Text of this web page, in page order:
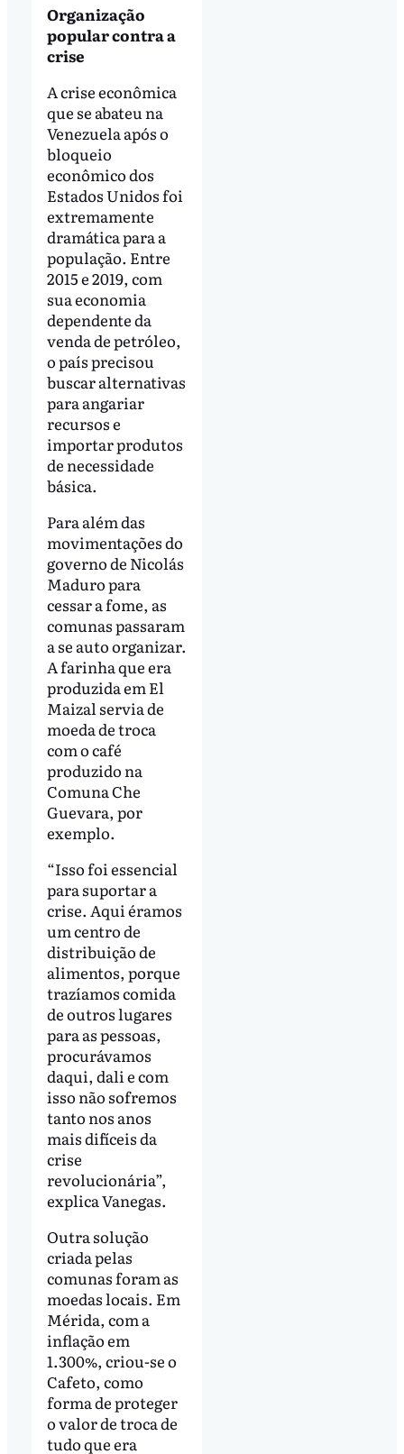
Organização
popular contra a
crise
A crise econômica
que se abateu na
Venezuela após o
bloqueio
econômico dos
Estados Unidos foi
extremamente
dramática para a
população. Entre
2015 e 2019, com
sua economia
dependente da
venda de petróleo,
o país precisou
buscar alternativas
para angariar
recursos e
importar produtos
de necessidade
básica.
Para além das
movimentações do
governo de Nicolás
Maduro para
cessar a fome, as
comunas passaram
a se auto organizar.
A farinha que era
produzida em El
Maizal servia de
moeda de troca
com o café
produzido na
Comuna Che
Guevara, por
exemplo.
“Isso foi essencial
para suportar a
crise. Aqui éramos
um centro de
distribuição de
alimentos, porque
trazíamos comida
de outros lugares
para as pessoas,
procurávamos
daqui, dali e com
isso não sofremos
tanto nos anos
mais difíceis da
crise
revolucionária”,
explica Vanegas.
Outra solução
criada pelas
comunas foram as
moedas locais. Em
Mérida, com a
inflação em
1.300%, criou-se o
Cafeto, como
forma de proteger
o valor de troca de
tudo que era